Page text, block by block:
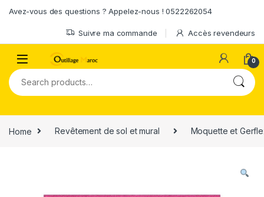
Avez-vous des questions ? Appelez-nous ! 0522262054
Suivre ma commande Accès revendeurs
0
Search for:
Home Revêtement de sol et mural Moquette et